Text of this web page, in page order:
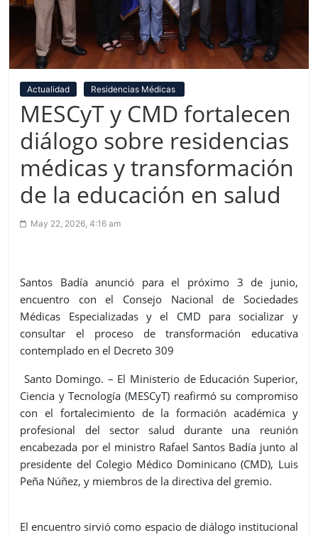
Actualidad Residencias Médicas
MESCyT y CMD fortalecen
diálogo sobre residencias
médicas y transformación
de la educación en salud
May 22, 2026, 4:16 am
Santos Badía anunció para el próximo 3 de junio,
encuentro con el Consejo Nacional de Sociedades
Médicas Especializadas y el CMD para socializar y
consultar el proceso de transformación educativa
contemplado en el Decreto 309
Santo Domingo. – El Ministerio de Educación Superior,
Ciencia y Tecnología (MESCyT) reafirmó su compromiso
con el fortalecimiento de la formación académica y
profesional del sector salud durante una reunión
encabezada por el ministro Rafael Santos Badía junto al
presidente del Colegio Médico Dominicano (CMD), Luis
Peña Núñez, y miembros de la directiva del gremio.
El encuentro sirvió como espacio de diálogo institucional